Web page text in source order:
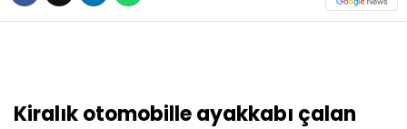
Kiralık otomobille ayakkabı çalan